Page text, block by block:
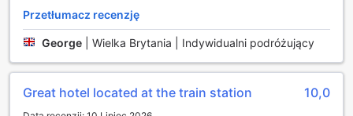
przebywacie, zawsze będzie czysta i przyjemna, co
sprawia, że pobyt w tym eleganckim hotelu staje się
prawdziwą przyjemnością.
Przetłumacz recenzję
George Wielka Brytania | Indywidualni podróżujący
Great hotel located at the train station 10,0